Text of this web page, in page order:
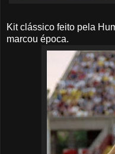
Kit clássico feito pela
marcou época.